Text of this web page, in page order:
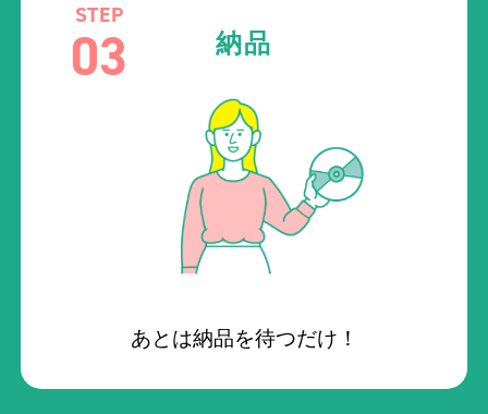
STEP
03 納品
あとは納品を待つだけ！